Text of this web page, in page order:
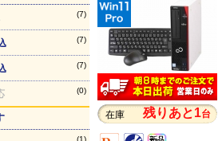
(7)
(7)
(7)
(0)
(1)
在庫 残りあと1台